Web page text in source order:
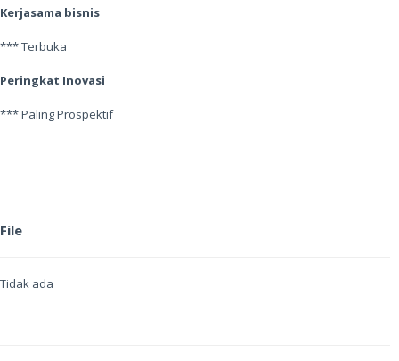
Kerjasama bisnis
*** Terbuka
Peringkat Inovasi
*** Paling Prospektif
File
Tidak ada